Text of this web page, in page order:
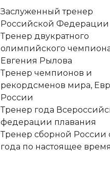
Заслуженный тренер
Российской Федерации
Тренер двукратного
олимпийского
Евгения Рылова
Тренер чемпионов и
рекордсменов мира,
России
Тренер года
федерации плавания
Тренер сборной России
года по настоящее время